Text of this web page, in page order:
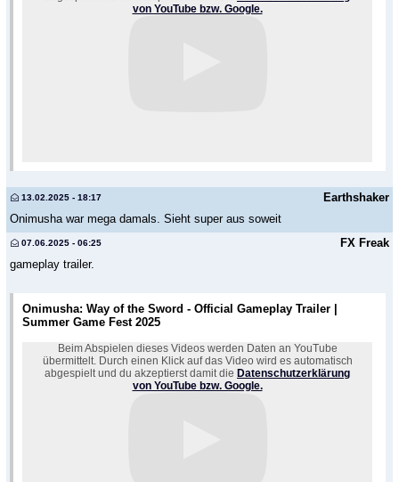
von YouTube bzw. Google.
Earthshaker
13.02.2025 - 18:17
Onimusha war mega damals. Sieht super aus soweit
FX Freak
07.06.2025 - 06:25
gameplay trailer.
Onimusha: Way of the Sword - Official Gameplay Trailer |
Summer Game Fest 2025
Beim Abspielen dieses Videos werden Daten an YouTube
übermittelt. Durch einen Klick auf das Video wird es automatisch
abgespielt und du akzeptierst damit die Datenschutzerklärung
von YouTube bzw. Google.